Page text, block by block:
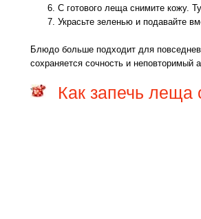
С готового леща снимите кожу.
Украсьте зеленью и подавайте
Блюдо больше подходит для
сохраняется сочность и неповторимый
Как запечь леща